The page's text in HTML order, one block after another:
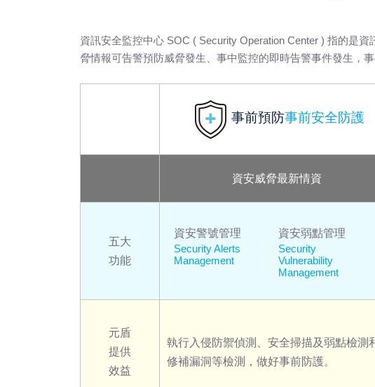
資訊安全監控中心 SOC ( Security Operation Center ) 指的是
脅情報可告警預防威脅發生、事中監控的即時告警事件發生，
事前預防事前安全防護
資安威脅最新情資
五大
功能
資安警號管理
Security Alerts
Management
資安弱點管理
Security
Vulnerability
Management
元盾
提供
效益
執行入侵防禦偵測、安全掃描及弱點檢測
修補漏洞等檢測，做好事前防護。